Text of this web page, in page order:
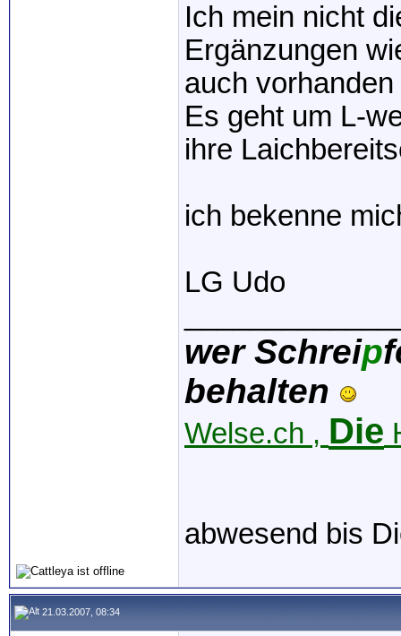
Ich mein nicht
Ergänzungen
auch
Es geht um L-
ihre
ich bekenne
LG Udo
wer Schreip
behalten
Welse.ch , Die
abwesend bis
21.03.2007, 08:34